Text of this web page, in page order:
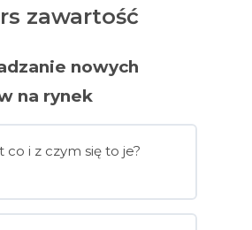
zawartość
nowych
na rynek
co i z czym się to je?